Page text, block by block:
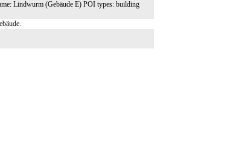
Lindwurm (Gebäude E) POI types: building